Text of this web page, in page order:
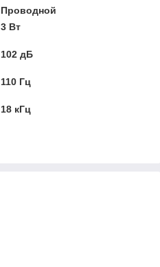
Проводной
3 Вт
102 дБ
110 Гц
18 кГц